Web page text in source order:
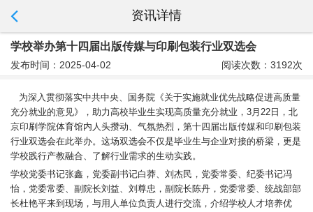
资讯详情
学校举办第十四届出版传媒与印刷包装行业双选会
发布时间：2025-04-02 阅读次数：3192次
为深入贯彻落实中共中央、国务院《关于实施就业优先战略促进高质量
充分就业的意见》，助力高校毕业生实现高质量充分就业，3月22日，北
京印刷学院体育馆内人头攒动、气氛热烈，第十四届出版传媒和印刷包装
行业双选会在此举办。这场双选会不仅是毕业生与企业对接的桥梁，更是
学校践行产教融合、了解行业需求的生动实践。
学校党委书记张鑫，党委副书记白莽、刘杰民，党委常委、纪委书记冯
怡，党委常委、副院长刘益、刘尊忠，副院长陈丹，党委常委、统战部部
长杜艳平来到现场，与用人单位负责人进行交流，介绍学校人才培养优